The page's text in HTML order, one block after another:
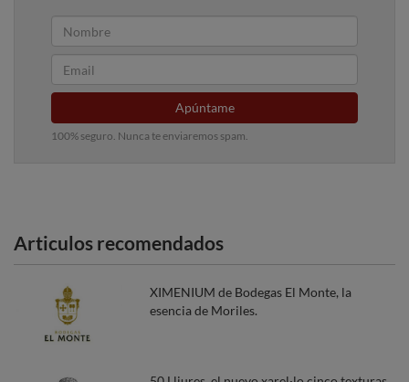
Apúntame
100% seguro. Nunca te enviaremos spam.
Articulos recomendados
XIMENIUM de Bodegas El Monte, la
esencia de Moriles.